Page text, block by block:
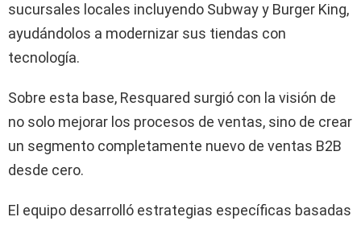
sucursales locales incluyendo Subway y Burger King,
ayudándolos a modernizar sus tiendas con
tecnología.
Sobre esta base, Resquared surgió con la visión de
no solo mejorar los procesos de ventas, sino de crear
un segmento completamente nuevo de ventas B2B
desde cero.
El equipo desarrolló estrategias específicas basadas